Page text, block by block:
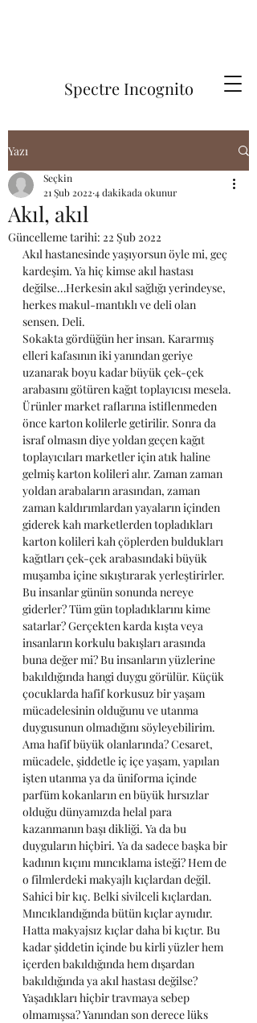
Spectre Incognito
Yazı
Akıl, akıl
Seçkin
21 Şub 2022 4 dakikada okunur
Güncelleme tarihi: 22 Şub 2022
Akıl hastanesinde yaşıyorsun öyle mi, geç
kardeşim. Ya hiç kimse akıl hastası
değilse…Herkesin akıl sağlığı yerindeyse,
herkes makul-mantıklı ve deli olan
sensen. Deli.
Sokakta gördüğün her insan. Kararmış
elleri kafasının iki yanından geriye
uzanarak boyu kadar büyük çek-çek
arabasını götüren kağıt toplayıcısı mesela.
Ürünler market raflarına istiflenmeden
önce karton kolilerle getirilir. Sonra da
israf olmasın diye yoldan geçen kağıt
toplayıcıları marketler için atık haline
gelmiş karton kolileri alır. Zaman zaman
yoldan arabaların arasından, zaman
zaman kaldırımlardan yayaların içinden
giderek kah marketlerden topladıkları
karton kolileri kah çöplerden buldukları
kağıtları çek-çek arabasındaki büyük
muşamba içine sıkıştırarak yerleştirirler.
Bu insanlar günün sonunda nereye
giderler? Tüm gün topladıklarını kime
satarlar? Gerçekten karda kışta veya
insanların korkulu bakışları arasında
buna değer mi? Bu insanların yüzlerine
bakıldığında hangi duygu görülür. Küçük
çocuklarda hafif korkusuz bir yaşam
mücadelesinin olduğunu ve utanma
duygusunun olmadığını söyleyebilirim.
Ama hafif büyük olanlarında? Cesaret,
mücadele, şiddetle iç içe yaşam, yapılan
işten utanma ya da üniforma içinde
parfüm kokanların en büyük hırsızlar
olduğu dünyamızda helal para
kazanmanın başı dikliği. Ya da bu
duyguların hiçbiri. Ya da sadece başka bir
kadının kıçını mıncıklama isteği? Hem de
o filmlerdeki makyajlı kıçlardan değil.
Sahici bir kıç. Belki sivilceli kıçlardan.
Mıncıklandığında bütün kıçlar aynıdır.
Hatta makyajsız kıçlar daha bi kıçtır. Bu
kadar şiddetin içinde bu kirli yüzler hem
içerden bakıldığında hem dışardan
bakıldığında ya akıl hastası değilse?
Yaşadıkları hiçbir travmaya sebep
olmamışsa? Yanından son derece lüks